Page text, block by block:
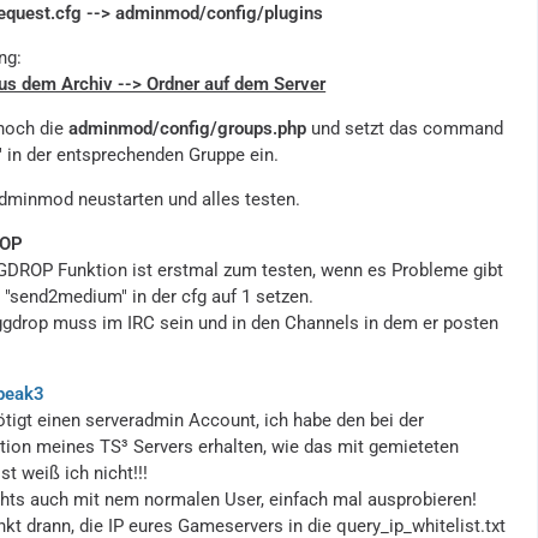
ts2qport= 51234                 ; TS2 QUERYPORT
ts2salogin = superadminlogin       ; TS2 SUPER S
erverAdmin Login
eggdropchannel = "#channel"; IRC CHANNEL (EGGDRO
P MUST BE INSIDE THE CHANNEL, USE ; 4 MORE CHANN
EL e.x. eggdropchannel = "#sac-cod4;#sac-intern;
--> adminmod/config/plugins
dem Archiv --> Ordner auf dem Server
dieadminmod/config/groups.php und setzt das command
in der entsprechenden Gruppe ein.
neustarten und alles testen.
Funktion ist erstmal zum testen, wenn es Probleme gibt
in der cfg auf 1 setzen.
muss im IRC sein und in den Channels in dem er posten
einen serveradmin Account, ich habe den bei der
meines TS³ Servers erhalten, wie das mit gemieteten
weiß ich nicht!!!
auch mit nem normalen User, einfach mal ausprobieren!
drann, die IP eures Gameservers in die query_ip_whitelist.txt